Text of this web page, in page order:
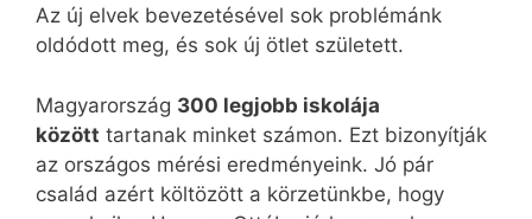
Az új elvek bevezetésével sok problémánk
oldódott meg, és sok új ötlet született.
Magyarország 300 legjobb iskolája
között tartanak minket számon. Ezt bizonyítják
az országos mérési eredményeink. Jó pár
család azért költözött a körzetünkbe, hogy